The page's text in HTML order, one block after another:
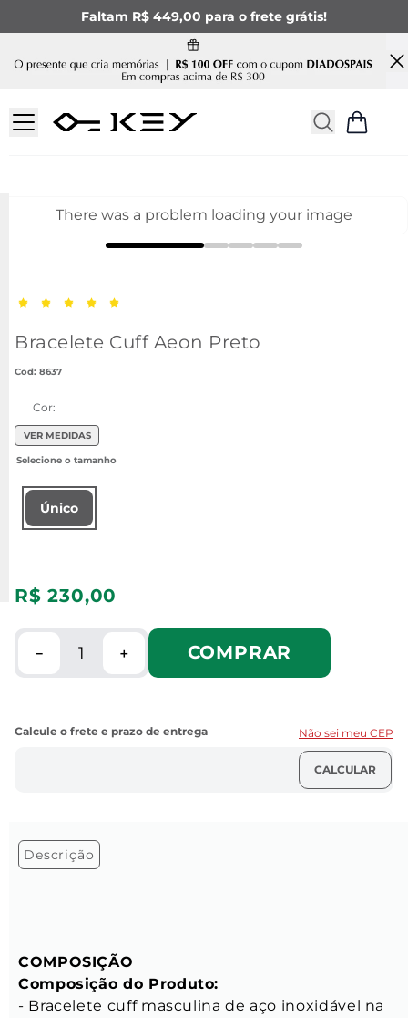
Faltam R$ 449,00 para o frete grátis!
There was a problem loading your image
Bracelete Cuff Aeon Preto
: 8637
Cor:
VER MEDIDAS
Único
R$ 230,00
＋
－ COMPRAR
Não sei meu CEP
Descrição
COMPOSIÇÃO
Composição do Produto:
- Bracelete cuff masculina de aço inoxidável na